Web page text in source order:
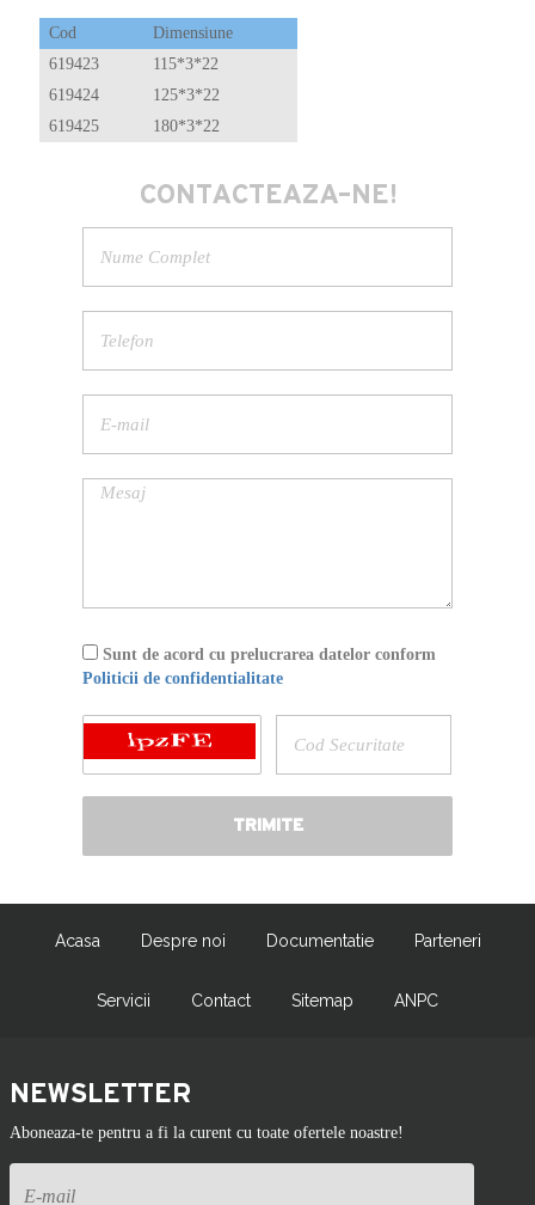
Cod
Dimensiune
619423
115*3*22
619424
125*3*22
619425
180*3*22
CONTACTEAZA-NE!
Sunt de acord cu prelucrarea datelor conform
Politicii de confidentialitate
Acasa Despre noi Documentatie Parteneri
Servicii Contact Sitemap ANPC
NEWSLETTER
Aboneaza-te pentru a fi la curent cu toate ofertele noastre!